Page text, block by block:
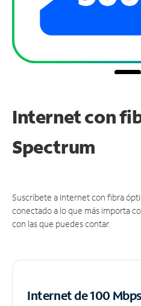
Internet con
Spectrum
Suscríbete a Internet con fibra
conectado a lo que más importa
con las que puedes contar.
Internet de 100 Mbps